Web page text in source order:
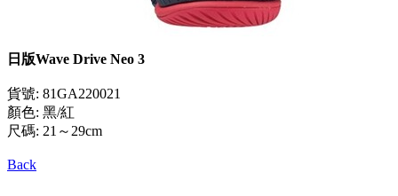
日版Wave Drive Neo 3
貨號: 81GA220021
顏色: 黑/紅
尺碼: 21～29cm
Back